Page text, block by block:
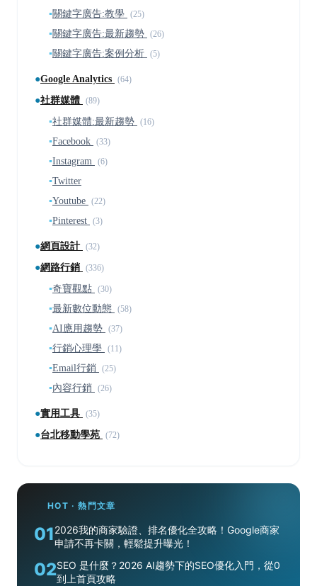
▪關鍵字廣告:教學 (25)
▪關鍵字廣告:最新趨勢 (26)
▪關鍵字廣告:案例分析 (5)
●Google Analytics (64)
●社群媒體 (89)
▪社群媒體:最新趨勢 (16)
▪Facebook (33)
▪Instagram (6)
▪Twitter
▪Youtube (22)
▪Pinterest (3)
●網頁設計 (32)
●網路行銷 (336)
▪奇寶觀點 (30)
▪最新數位動態 (58)
▪AI應用趨勢 (37)
▪行銷心理學 (11)
▪Email行銷 (25)
▪內容行銷 (26)
●實用工具 (35)
●台北移動學苑 (72)
HOT · 熱門文章
012026我的商家驗證、排名優化全攻略！Google商家
申請不再卡關，輕鬆提升曝光！
02SEO 是什麼？2026 AI趨勢下的SEO優化入門，從0
到上首頁攻略